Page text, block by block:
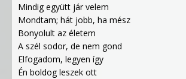
Mindig együtt jár velem
Mondtam; hát jobb, ha mész
Bonyolult az életem
A szél sodor, de nem gond
Elfogadom, legyen így
Én boldog leszek ott